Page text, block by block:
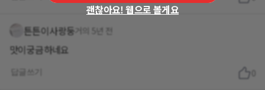
튼튼이사랑둥 거의 5년 전
맛이궁금하네요
괜찮아요! 웹으로 볼게요